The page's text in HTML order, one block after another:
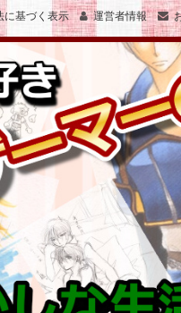
に基づく表示 運営者情報
ゲーマー
かしな生活を絵と文で綴